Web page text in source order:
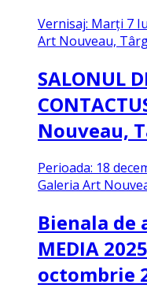
Vernisaj: Marți 7
Art Nouveau,
SALONUL
Nouveau,
Perioada: 18
Galeria Art
Bienala de
MEDIA 2025
octombrie